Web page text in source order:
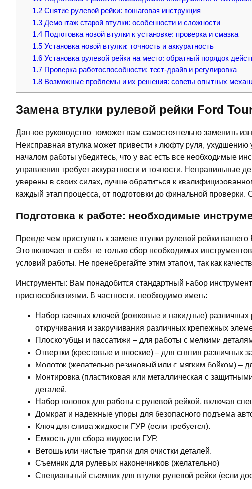
1.2Снятие рулевой рейки: пошаговая инструкция
1.3Демонтаж старой втулки: особенности и сложности
1.4Подготовка новой втулки к установке: проверка и смазка
1.5Установка новой втулки: точность и аккуратность
1.6Установка рулевой рейки на место: обратный порядок
1.7Проверка работоспособности: тест-драйв и регулировка
1.8Возможные проблемы и их решения: советы опытных
Замена втулки рулевой рейки Ford
Данное руководство поможет вам самостоятельно заменить
Неисправная втулка может привести к люфту руля,
началом работы убедитесь, что у вас есть все необходимые
управления требует аккуратности и точности. Неправильные
уверены в своих силах, лучше обратиться к
каждый этап процесса, от подготовки до финальной проверки.
Подготовка к работе: необходимые
Прежде чем приступить к замене втулки рулевой рейки
Это включает в себя не только сбор необходимых
условий работы. Не пренебрегайте этим этапом, так как
Инструменты: Вам понадобится стандартный набор
приспособлениями. В частности, необходимо иметь:
Набор гаечных ключей (рожковые и накидные)
откручивания и закручивания различных крепежных
Плоскогубцы и пассатижи – для работы с мелкими
Отвертки (крестовые и плоские) – для снятия различных
Молоток (желательно резиновый или с мягким бойком) –
Монтировка (пластиковая или металлическая с
деталей.
Набор головок для работы с рулевой рейкой, включая
Домкрат и надежные упоры для безопасного подъема
Ключ для слива жидкости ГУР (если требуется).
Емкость для сбора жидкости ГУР.
Ветошь или чистые тряпки для очистки деталей.
Съемник для рулевых наконечников (желательно).
Специальный съемник для втулки рулевой рейки (если